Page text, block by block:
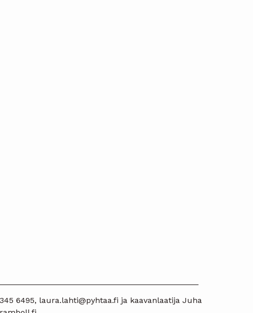
6495, laura.lahti@pyhtaa.fi ja kaavanlaatija Juha